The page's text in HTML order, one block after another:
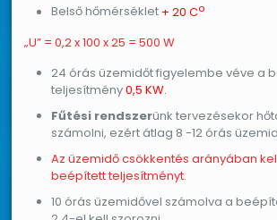
Belső hőmérséklet + 20 Co
„U” = 0,2 x 100 x 25 = 500 W
24 órás üzemidőt figyelembe véve a
teljesítmény0,5 KW.
Fűtési rendszerünk tervezésekor
számolni, ezért átlag 8 -12 órás
Az üzemidő csökkentés arányában
beépített teljesítményt.
10 órás üzemidővel számolva a